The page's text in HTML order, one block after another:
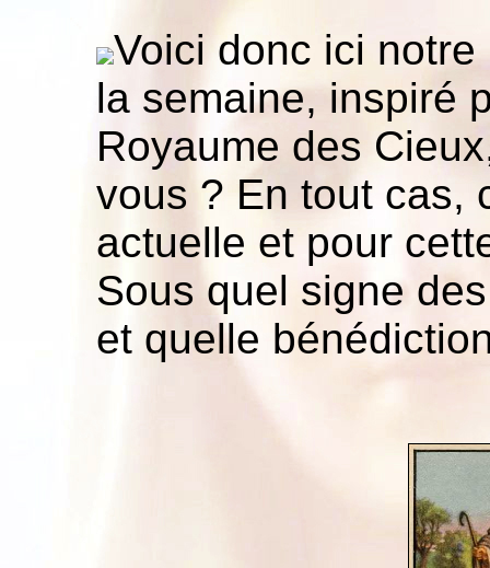
Voici donc ici
la semaine, inspiré
Royaume des
vous ? En tout cas,
actuelle et pour
Sous quel signe
et quelle